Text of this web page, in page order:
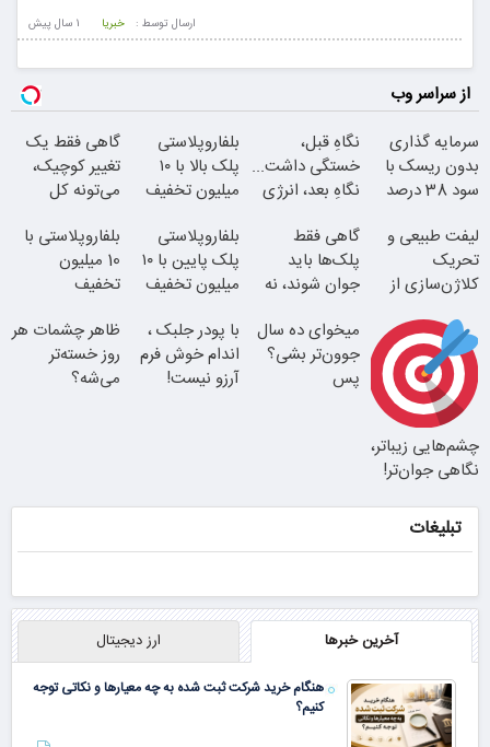
1 سال پيش ارسال توسط : خبریا
از سراسر وب
سرمایه گذاری
بدون ریسک با
سود 38 درصد
نگاهِ قبل،
خستگی داشت...
نگاهِ بعد، انرژی
بلفا با 25%
تخفیف
بلفاروپلاستی
پلک بالا با ۱۰
میلیون تخفیف
گاهی فقط یک
تغییر کوچیک،
می‌تونه کل
کنه
تغییر طبیعی
لیفت طبیعی و
تحریک
کلاژن‌سازی از
24ماه ماندگاری
جوان شو
گاهی فقط
پلک‌ها باید
جوان شوند، نه
بلفاروپلاستی
پلک پایین با ۱۰
میلیون تخفیف
بلفاروپلاستی با
10 میلیون
تخفیف
چشم‌هایی زیباتر،
نگاهی جوان‌تر!
25% تخفیف
بلفاروپلاستی
میخوای ده سال
جوون‌تر بشی؟
پس
با پودر جلبک ،
اندام خوش فرم
آرزو نیست!
ظاهر چشمات هر
روز خسته‌تر
می‌شه؟
تبلیغات
آخرین خبرها ارز دیجیتال
هنگام خرید شرکت ثبت شده به چه معیارها و نکاتی توجه
کنیم؟